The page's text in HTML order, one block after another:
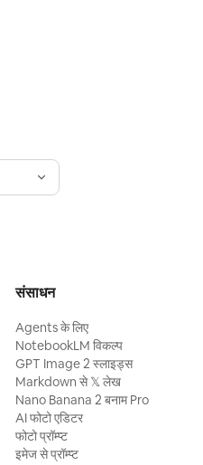
संसाधन
Agents के लिए
NotebookLM विकल्प
GPT Image 2 स्लाइड्स
Markdown से 𝕏 लेख
Nano Banana 2 बनाम Pro
AI फोटो एडिटर
फोटो प्रॉम्प्ट
इमेज से प्रॉम्प्ट